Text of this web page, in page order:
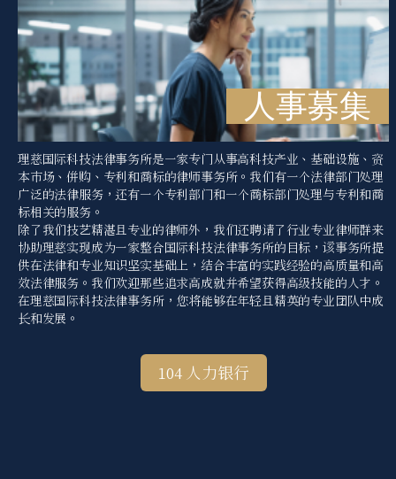
人事募集
理慈国际科技法律事务所是一家专门从事高科技产业、基础设施、资
本市场、併购、专利和商标的律师事务所。我们有一个法律部门处理
广泛的法律服务，还有一个专利部门和一个商标部门处理与专利和商
标相关的服务。
除了我们技艺精湛且专业的律师外，我们还聘请了行业专业律师群来
协助理慈实现成为一家整合国际科技法律事务所的目标，该事务所提
供在法律和专业知识坚实基础上，结合丰富的实践经验的高质量和高
效法律服务。我们欢迎那些追求高成就并希望获得高级技能的人才。
在理慈国际科技法律事务所，您将能够在年轻且精英的专业团队中成
长和发展。
104 人力银行